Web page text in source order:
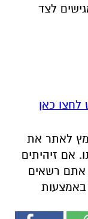
לצד
כאן
לאתר את
אם זיהיתים
אתם רשאים
באמצעות